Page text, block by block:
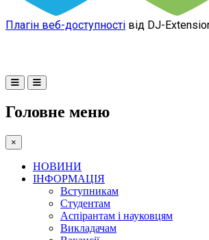
Плагін веб-доступності від DJ-
Головне меню
×
НОВИНИ
ІНФОРМАЦІЯ
Вступникам
Студентам
Аспірантам і науковцям
Викладачам